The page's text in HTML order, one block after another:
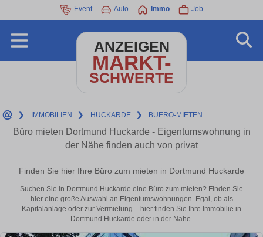
Event Auto Immo Job
ANZEIGEN
MARKT-
SCHWERTE
❯ IMMOBILIEN ❯ HUCKARDE ❯ BUERO-MIETEN
Büro mieten Dortmund Huckarde - Eigentumswohnung in
der Nähe finden auch von privat
Finden Sie hier Ihre Büro zum mieten in Dortmund Huckarde
Suchen Sie in Dortmund Huckarde eine Büro zum mieten? Finden Sie
hier eine große Auswahl an Eigentumswohnungen. Egal, ob als
Kapitalanlage oder zur Vermietung – hier finden Sie Ihre Immobilie in
Dortmund Huckarde oder in der Nähe.